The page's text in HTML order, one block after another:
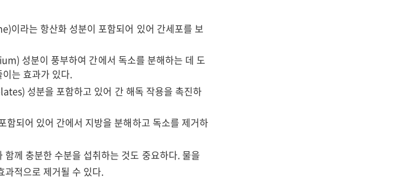
라는 항산화 성분이 포함되어 있어 간세포를 보
성분이 풍부하여 간에서 독소를 분해하는 데 도
는 효과가 있다.
성분을 포함하고 있어 간 해독 작용을 촉진하
되어 있어 간에서 지방을 분해하고 독소를 제거하
께 충분한 수분을 섭취하는 것도 중요하다. 물을
과적으로 제거될 수 있다.